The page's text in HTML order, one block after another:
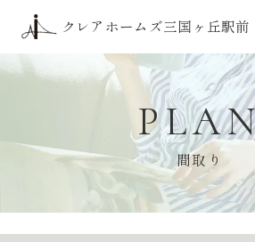
クレアホームズ三国ヶ丘駅前
トップ
アクセス
間取り
クオリティ
現地案内図
間取り